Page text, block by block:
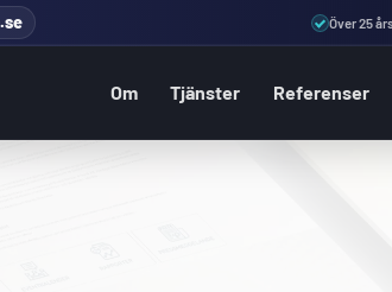
Över 25
Om Tjänster Referenser